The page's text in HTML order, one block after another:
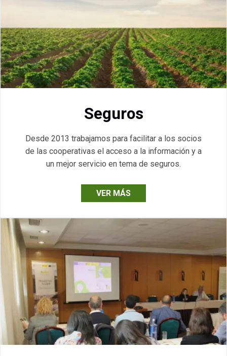
Seguros
Desde 2013 trabajamos para facilitar a los socios
de las cooperativas el acceso a la información y a
un mejor servicio en tema de seguros.
VER MÁS